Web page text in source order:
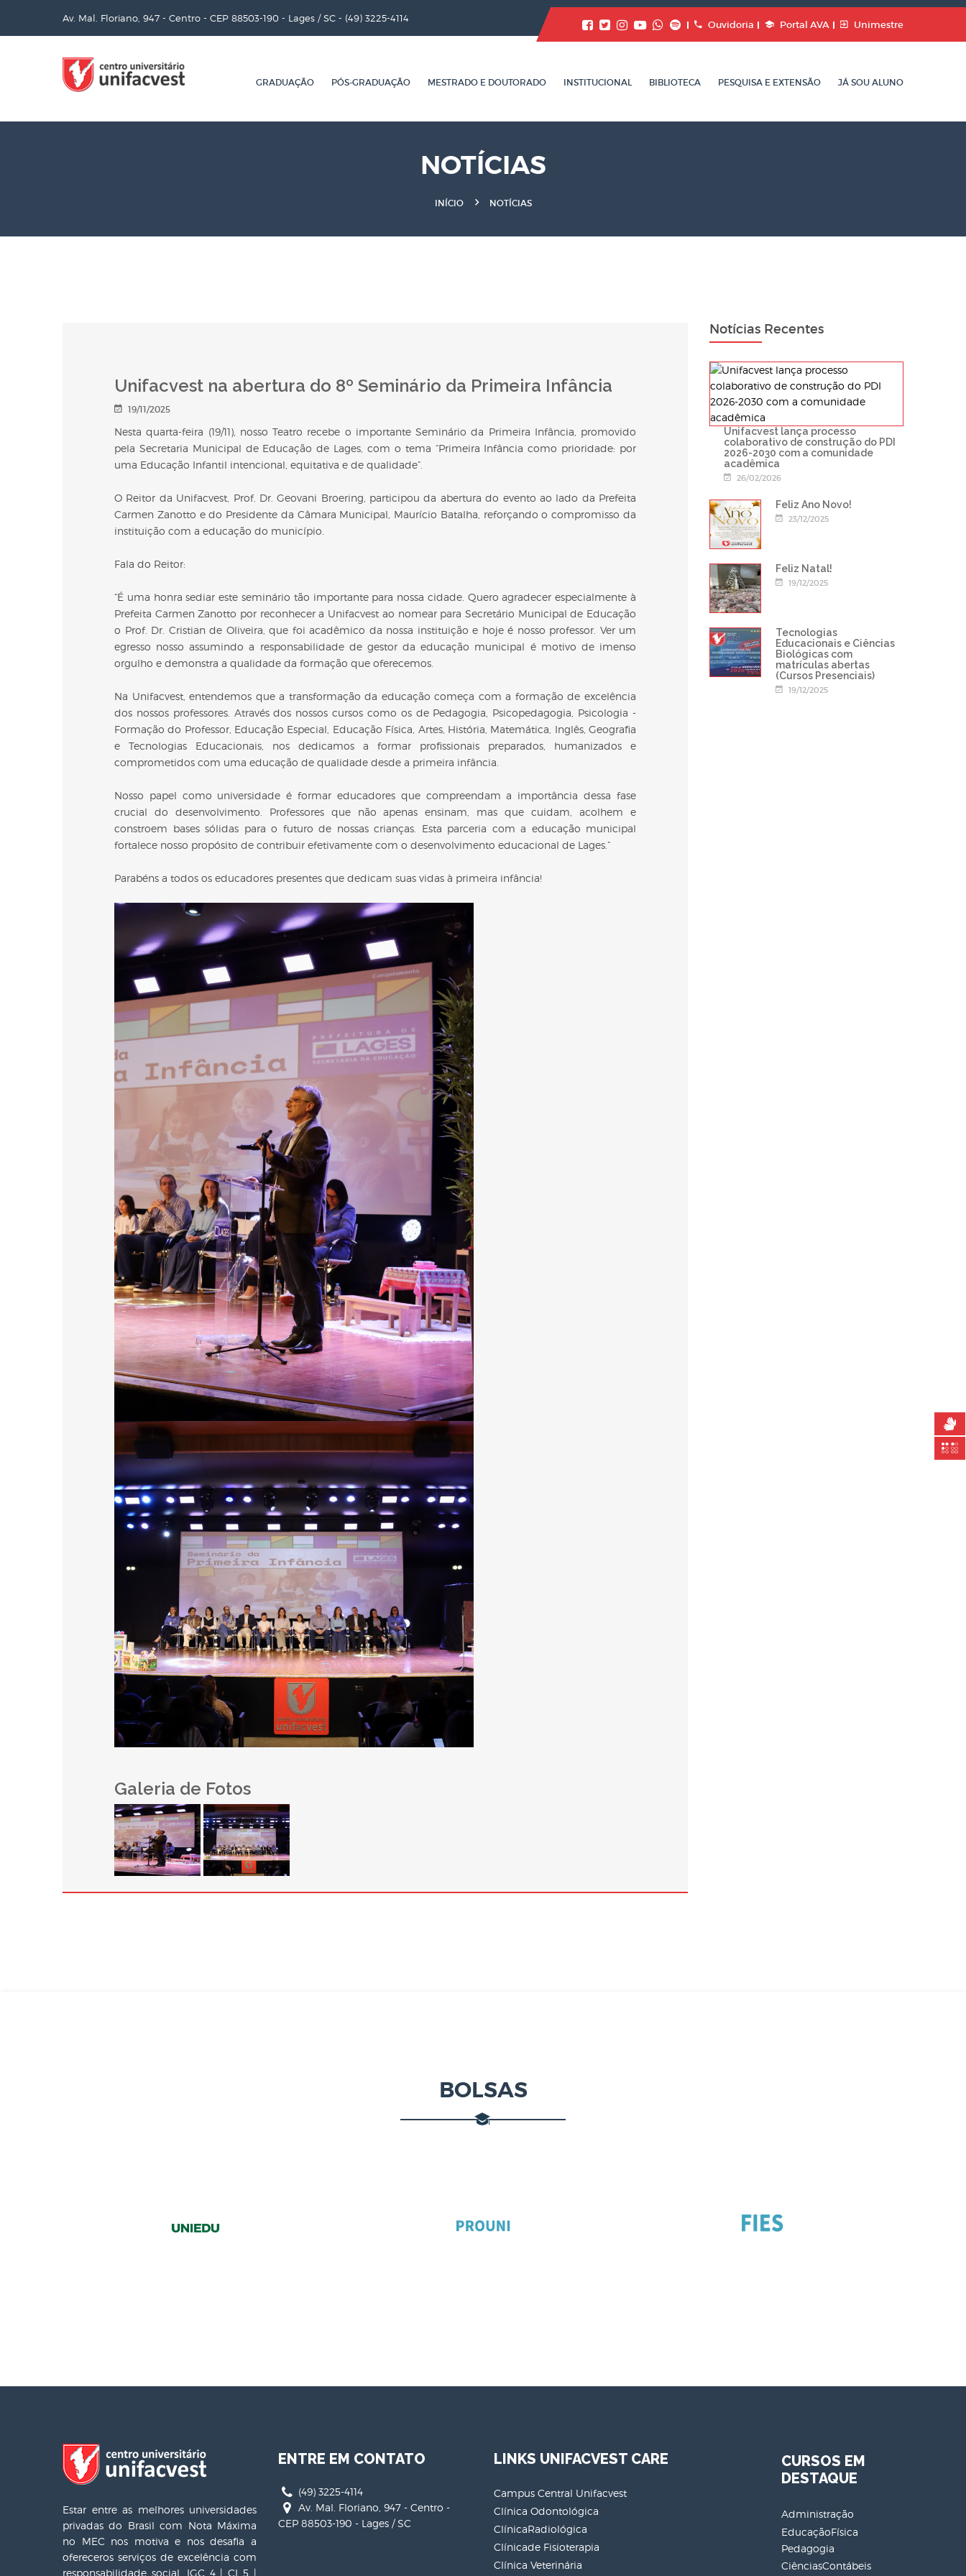
Av. Mal. Floriano, 947 - Centro - CEP 88503-190 - Lages / SC - (49) 3225-4114
Ouvidoria Portal AVA Unimestre
GRADUAÇÃO PÓS-GRADUAÇÃO MESTRADO E DOUTORADO INSTITUCIONAL BIBLIOTECA PESQUISA E EXTENSÃO JÁ SOU ALUNO
NOTÍCIAS
INÍCIO NOTÍCIAS
Unifacvest na abertura do 8º Seminário da Primeira Infância
19/11/2025
Nesta quarta-feira (19/11), nosso Teatro recebe o importante Seminário da Primeira Infância, promovido
pela Secretaria Municipal de Educação de Lages, com o tema “Primeira Infância como prioridade: por
uma Educação Infantil intencional, equitativa e de qualidade”.
O Reitor da Unifacvest, Prof. Dr. Geovani Broering, participou da abertura do evento ao lado da Prefeita
Carmen Zanotto e do Presidente da Câmara Municipal, Maurício Batalha, reforçando o compromisso da
instituição com a educação do município.
Fala do Reitor:
“É uma honra sediar este seminário tão importante para nossa cidade. Quero agradecer especialmente à
Prefeita Carmen Zanotto por reconhecer a Unifacvest ao nomear para Secretário Municipal de Educação
o Prof. Dr. Cristian de Oliveira, que foi acadêmico da nossa instituição e hoje é nosso professor. Ver um
egresso nosso assumindo a responsabilidade de gestor da educação municipal é motivo de imenso
orgulho e demonstra a qualidade da formação que oferecemos.
Na Unifacvest, entendemos que a transformação da educação começa com a formação de excelência
dos nossos professores. Através dos nossos cursos como os de Pedagogia, Psicopedagogia, Psicologia -
Formação do Professor, Educação Especial, Educação Física, Artes, História, Matemática, Inglês, Geografia
e Tecnologias Educacionais, nos dedicamos a formar profissionais preparados, humanizados e
comprometidos com uma educação de qualidade desde a primeira infância.
Nosso papel como universidade é formar educadores que compreendam a importância dessa fase
crucial do desenvolvimento. Professores que não apenas ensinam, mas que cuidam, acolhem e
constroem bases sólidas para o futuro de nossas crianças. Esta parceria com a educação municipal
fortalece nosso propósito de contribuir efetivamente com o desenvolvimento educacional de Lages.”
Parabéns a todos os educadores presentes que dedicam suas vidas à primeira infância!
Galeria de Fotos
Notícias Recentes
Unifacvest lança processo
colaborativo de construção do PDI
2026-2030 com a comunidade
acadêmica
26/02/2026
Feliz Ano Novo!
23/12/2025
Feliz Natal!
19/12/2025
Tecnologias
Educacionais e Ciências
Biológicas com
matrículas abertas
(Cursos Presenciais)
19/12/2025
BOLSAS
Estar entre as melhores universidades
privadas do Brasil com Nota Máxima
no MEC nos motiva e nos desafia a
ofereceros serviços de excelência com
responsabilidade social. IGC 4 | CI 5 |
ENTRE EM CONTATO
(49) 3225-4114
Av. Mal. Floriano, 947 - Centro -
CEP 88503-190 - Lages / SC
LINKS UNIFACVEST CARE
Campus Central Unifacvest
Clínica Odontológica
ClínicaRadiológica
Clínicade Fisioterapia
Clínica Veterinária
CURSOS EM
DESTAQUE
Administração
EducaçãoFísica
Pedagogia
CiênciasContábeis